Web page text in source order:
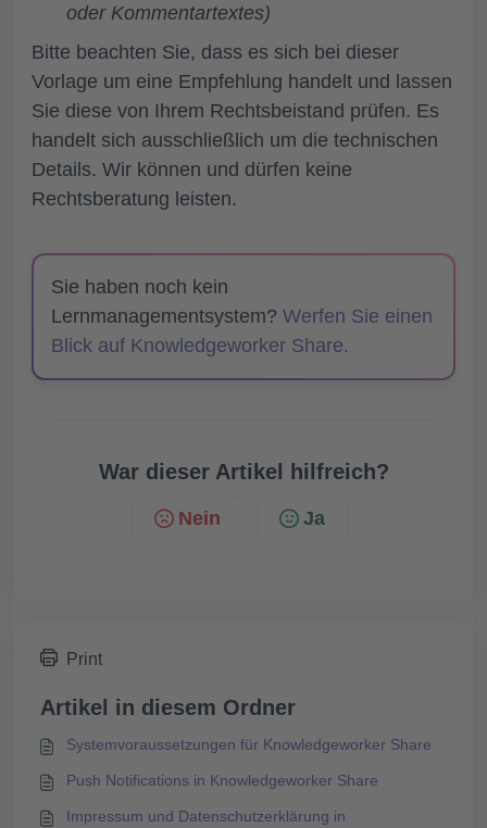
oder Kommentartextes)
Bitte beachten Sie, dass es sich bei dieser
Vorlage um eine Empfehlung handelt und lassen
Sie diese von Ihrem Rechtsbeistand prüfen. Es
handelt sich ausschließlich um die technischen
Details. Wir können und dürfen keine
Rechtsberatung leisten.
Sie haben noch kein
Lernmanagementsystem? Werfen Sie einen
Blick auf Knowledgeworker Share.
War dieser Artikel hilfreich?
Nein Ja
Print
Artikel in diesem Ordner
Systemvoraussetzungen für Knowledgeworker Share
Push Notifications in Knowledgeworker Share
Impressum und Datenschutzerklärung in